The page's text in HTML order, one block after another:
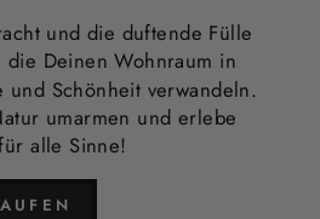
und die duftende Fülle
die Deinen Wohnraum in
und Schönheit verwandeln.
umarmen und erlebe
für alle Sinne!